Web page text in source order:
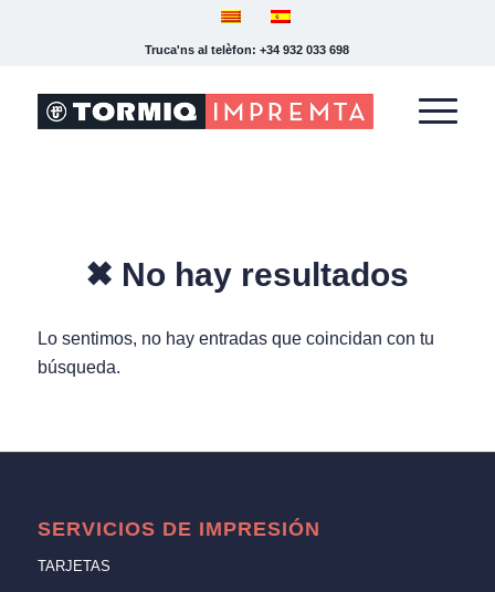
Truca'ns al telèfon: +34 932 033 698
✖ No hay resultados
Lo sentimos, no hay entradas que coincidan con tu
búsqueda.
SERVICIOS DE IMPRESIÓN
TARJETAS